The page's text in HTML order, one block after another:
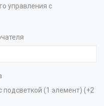
управления с
подсветкой (1 элемент) (+2